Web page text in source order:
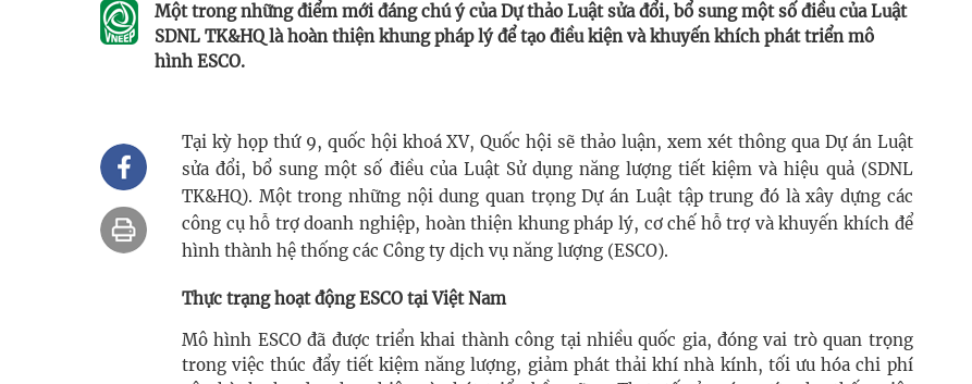
Một trong những điểm mới đáng chú ý của Dự thảo Luật sửa đổi, bổ sung một số điều của Luật
SDNL TK&HQ là hoàn thiện khung pháp lý để tạo điều kiện và khuyến khích phát triển mô
hình ESCO.
Tại kỳ họp thứ 9, quốc hội khoá XV, Quốc hội sẽ thảo luận, xem xét thông qua Dự án Luật
sửa đổi, bổ sung một số điều của Luật Sử dụng năng lượng tiết kiệm và hiệu quả (SDNL
TK&HQ). Một trong những nội dung quan trọng Dự án Luật tập trung đó là xây dựng các
công cụ hỗ trợ doanh nghiệp, hoàn thiện khung pháp lý, cơ chế hỗ trợ và khuyến khích để
hình thành hệ thống các Công ty dịch vụ năng lượng (ESCO).
Thực trạng hoạt động ESCO tại Việt Nam
Mô hình ESCO đã được triển khai thành công tại nhiều quốc gia, đóng vai trò quan trọng
trong việc thúc đẩy tiết kiệm năng lượng, giảm phát thải khí nhà kính, tối ưu hóa chi phí